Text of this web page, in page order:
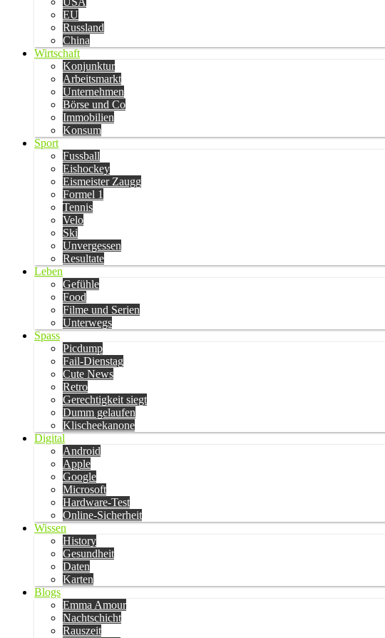
EU
Russland
China
Wirtschaft
Konjunktur
Arbeitsmarkt
Unternehmen
Börse und Co
Immobilien
Konsum
Sport
Fussball
Eishockey
Eismeister Zaugg
Formel 1
Tennis
Velo
Ski
Unvergessen
Resultate
Leben
Gefühle
Food
Filme und Serien
Unterwegs
Spass
Picdump
Fail-Dienstag
Cute News
Retro
Gerechtigkeit siegt
Dumm gelaufen
Klischeekanone
Digital
Android
Apple
Google
Microsoft
Hardware-Test
Online-Sicherheit
Wissen
History
Gesundheit
Daten
Karten
Blogs
Emma Amour
Nachtschicht
Rauszeit